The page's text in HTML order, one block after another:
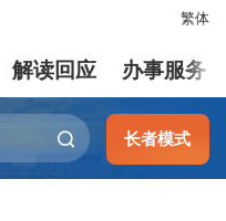
繁体
解读回应 办事服务
长者模式